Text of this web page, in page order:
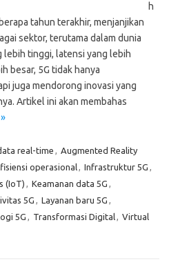
h
tahun terakhir, menjanjikan
sektor, terutama dalam dunia
lebih tinggi, latensi yang lebih
besar, 5G tidak hanya
juga mendorong inovasi yang
Artikel ini akan membahas
real-time , Augmented Reality
operasional, Infrastruktur 5G ,
(IoT) , Keamanan data 5G ,
5G , Layanan baru 5G ,
5G , Transformasi Digital, Virtual